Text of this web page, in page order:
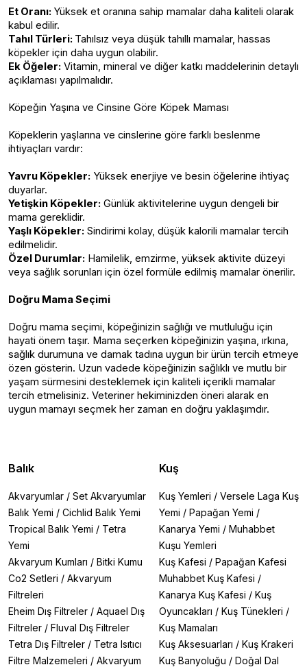
Et Oranı: Yüksek et oranına sahip mamalar daha kaliteli olarak
kabul edilir.
Tahıl Türleri: Tahılsız veya düşük tahıllı mamalar, hassas
köpekler için daha uygun olabilir.
Ek Öğeler: Vitamin, mineral ve diğer katkı maddelerinin detaylı
açıklaması yapılmalıdır.
Köpeğin Yaşına ve Cinsine Göre Köpek Maması
Köpeklerin yaşlarına ve cinslerine göre farklı beslenme
ihtiyaçları vardır:
Yavru Köpekler: Yüksek enerjiye ve besin öğelerine ihtiyaç
duyarlar.
Yetişkin Köpekler: Günlük aktivitelerine uygun dengeli bir
mama gereklidir.
Yaşlı Köpekler: Sindirimi kolay, düşük kalorili mamalar tercih
edilmelidir.
Özel Durumlar: Hamilelik, emzirme, yüksek aktivite düzeyi
veya sağlık sorunları için özel formüle edilmiş mamalar önerilir.
Doğru Mama Seçimi
Doğru mama seçimi, köpeğinizin sağlığı ve mutluluğu için
hayati önem taşır. Mama seçerken köpeğinizin yaşına, ırkına,
sağlık durumuna ve damak tadına uygun bir ürün tercih etmeye
özen gösterin. Uzun vadede köpeğinizin sağlıklı ve mutlu bir
yaşam sürmesini desteklemek için kaliteli içerikli mamalar
tercih etmelisiniz. Veteriner hekiminizden öneri alarak en
uygun mamayı seçmek her zaman en doğru yaklaşımdır.
Balık
Akvaryumlar / Set Akvaryumlar
Balık Yemi / Cichlid Balık Yemi
Tropical Balık Yemi / Tetra
Yemi
Akvaryum Kumları / Bitki Kumu
Co2 Setleri / Akvaryum
Filtreleri
Eheim Dış Filtreler / Aquael Dış
Filtreler / Fluval Dış Filtreler
Tetra Dış Filtreler / Tetra Isıtıcı
Filtre Malzemeleri / Akvaryum
Kuş
Kuş Yemleri / Versele Laga Kuş
Yemi / Papağan Yemi /
Kanarya Yemi / Muhabbet
Kuşu Yemleri
Kuş Kafesi / Papağan Kafesi
Muhabbet Kuş Kafesi /
Kanarya Kuş Kafesi / Kuş
Oyuncakları / Kuş Tünekleri /
Kuş Mamaları
Kuş Aksesuarları / Kuş Krakeri
Kuş Banyoluğu / Doğal Dal